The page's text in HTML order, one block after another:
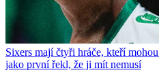
Sixers mají čtyři hráče, kteří
jako první řekl, že ji mít nemusí